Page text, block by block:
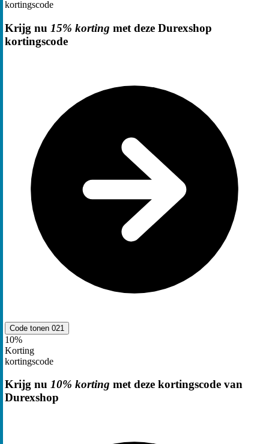
kortingscode
Krijg nu 15% korting met deze Durexshop
kortingscode
Code tonen 021
10%
Korting
kortingscode
Krijg nu 10% korting met deze kortingscode van
Durexshop